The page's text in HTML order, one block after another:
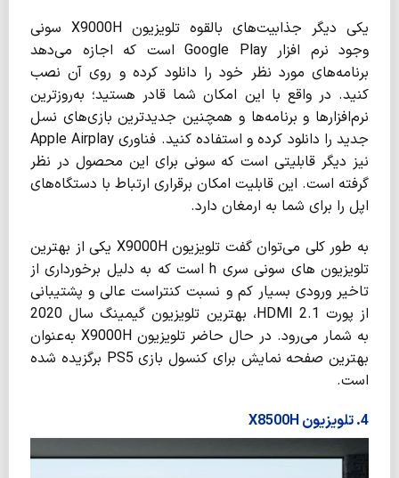
یکی دیگر جذابیت‌های بالقوه تلویزیون X9000H سونی
وجود نرم افزار Google Play است که اجازه می‌دهد
برنامه‌های مورد نظر خود را دانلود کرده و روی آن نصب
کنید. در واقع با این امکان شما قادر هستید؛ به‌روزترین
نرم‌افزارها و برنامه‌ها و همچنین جدیدترین بازی‌های نسل
جدید را دانلود کرده و استفاده کنید. فناوری Apple Airplay
نیز دیگر قابلیتی است که سونی برای این محصول در نظر
گرفته است. این قابلیت امکان برقراری ارتباط با دستگاه‌های
اپل را برای شما به ارمغان دارد.
به طور کلی می‌توان گفت تلویزیون X9000H یکی از بهترین
تلویزیون های سونی سری h است که به دلیل برخورداری از
تاخیر ورودی بسیار کم و نسبت کنتراست عالی و پشتیبانی
از پورت HDMI 2.1، بهترین تلویزیون گیمینگ سال 2020
به شمار می‌رود. در حال حاضر تلویزیون X9000H به‌عنوان
بهترین صفحه نمایش برای کنسول بازی PS5 برگزیده شده
است.
4. تلویزیون X8500H